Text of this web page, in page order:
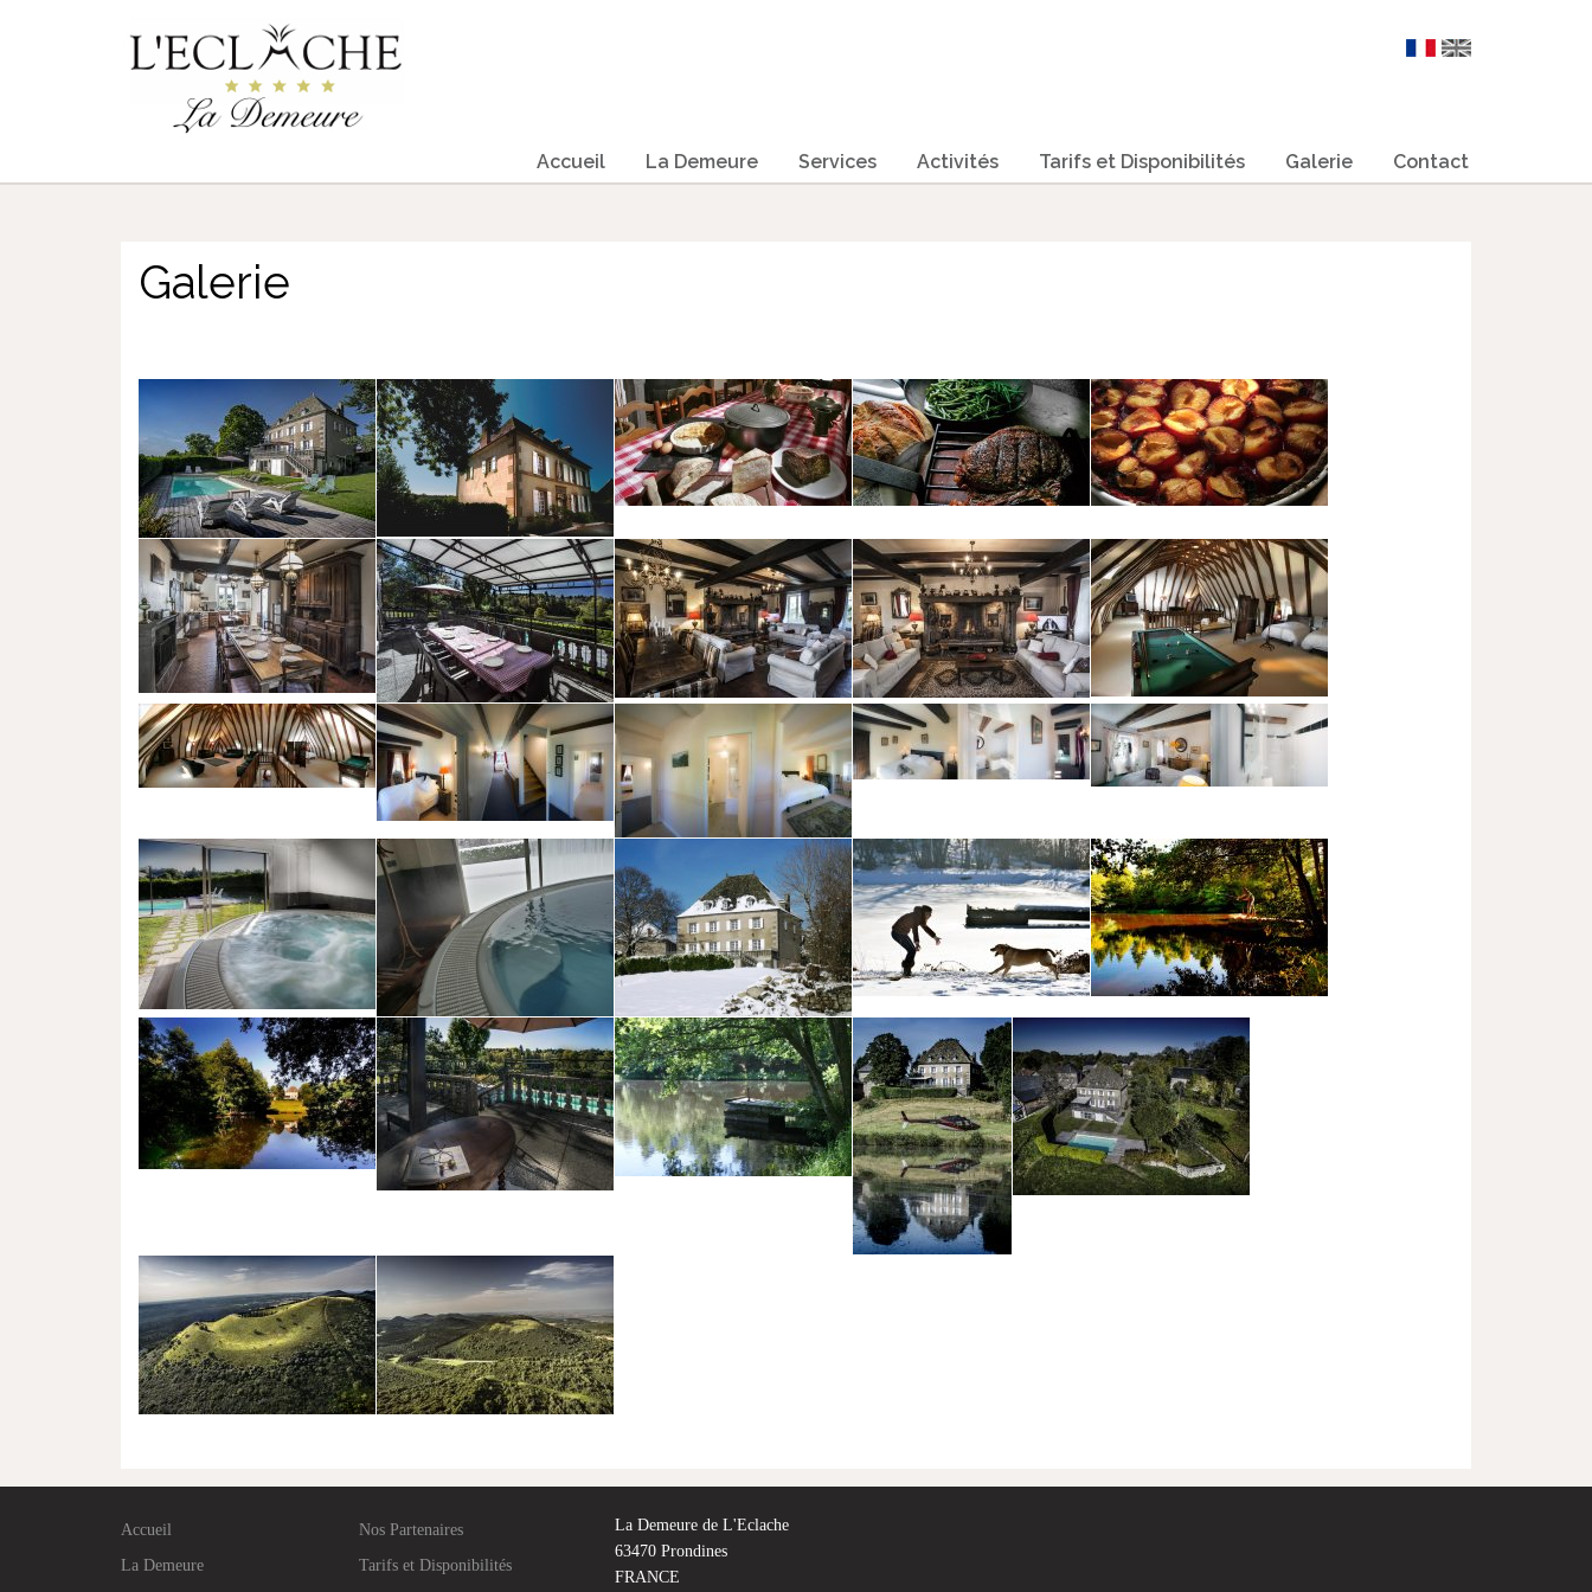
Accueil La Demeure Services Activités Tarifs et Disponibilités Galerie Contact
Galerie
Accueil
La Demeure
Nos Partenaires
Tarifs et Disponibilités
La Demeure de L'Eclache
63470 Prondines
FRANCE